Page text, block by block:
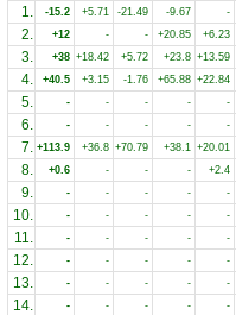
1.
-15.2 +5.71 -21.49 -9.67 -
2. +12 - - +20.85 +6.23
3. +38 +18.42 +5.72 +23.8 +13.59
4. +40.5 +3.15 -1.76 +65.88 +22.84
5. - - - - -
6. - - - - -
7. +113.9 +36.8 +70.79 +38.1 +20.01
8. +0.6 - - - +2.4
9. - - - - -
10. - - - - -
11. - - - - -
12. - - - - -
13. - - - - -
14. - - - - -